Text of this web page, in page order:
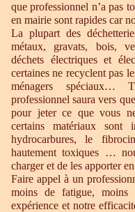
que professionnel n’a pas
en mairie sont rapides car
La plupart des
métaux, gravats, bois,
déchets électriques et
certaines ne recyclent pas
ménagers spéciaux…
professionnel saura vers
pour jeter ce que vous
certains matériaux sont
hydrocarbures, le
hautement toxiques …
charger et de les apporter
Faire appel à un
moins de fatigue, moins
expérience et notre